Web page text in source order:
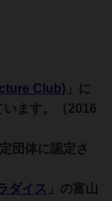
Club) 」に
います。（2016
団体に認定さ
ダイス 」の富山